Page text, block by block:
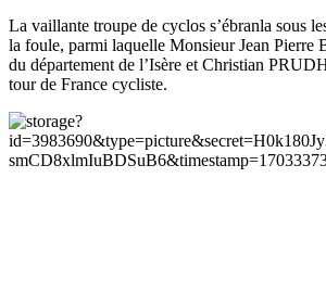
La vaillante troupe de cyclos s’ébranla sous
la foule, parmi laquelle Monsieur Jean Pierre
du département de l’Isère et Christian
tour de France cycliste.